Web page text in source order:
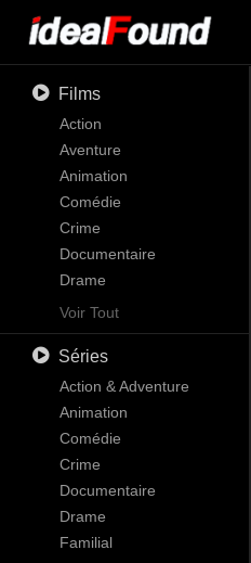
Films
Action
Aventure
Animation
Comédie
Crime
Documentaire
Drame
Familial
Fantastique
Histoire
Horreur
Musique
Mystère
Romance
Science-Fiction
Téléfilm
Thriller
Voir Tout
Séries
Action & Adventure
Animation
Comédie
Crime
Documentaire
Drame
Familial